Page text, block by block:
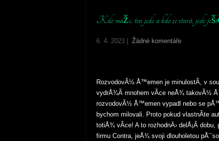
Kdo maže, ten jede a kdo se stará, jede
6. 4. 2023 Žádné komentáře
RozvodovÃ½ Å™emen je minulostÃ­, v
vydrÅ¾Ã­ mnohem vÃ­ce neÅ¾ takovÃ½
rozvodovÃ½ Å™emen vypadl nebo se
bychom milovali. Proto pokud vlastnÃ­te
totiÅ¾ vÃ­ce! A to rozhodnÄ› delÅ¡Ã­
firmu Contra, jeÅ¾ svoji dlouholetou